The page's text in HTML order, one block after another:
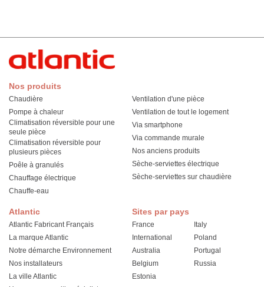
Atlantic
Atlantic Fabricant Français
La marque Atlantic
Notre démarche Environnement
Nos installateurs
La ville Atlantic
Nos produits
Chaudière
Pompe à chaleur
Climatisation réversible pour une
seule pièce
Climatisation réversible pour
plusieurs pièces
Poêle à granulés
Chauffage électrique
Chauffe-eau
Ventilation d'une pièce
Ventilation de tout le logement
Via smartphone
Via commande murale
Nos anciens produits
Sèche-serviettes électrique
Sèche-serviettes sur chaudière
Sites par pays
France
International
Australia
Belgium
Estonia
Italy
Poland
Portugal
Russia